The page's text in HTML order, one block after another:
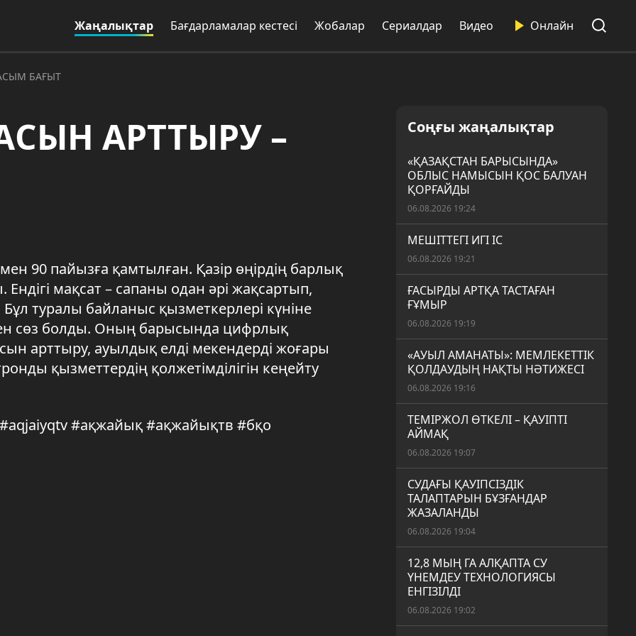
Жаңалықтар Бағдарламалар кестесі Жобалар Сериалдар Видео Онлайн
БАҒЫТ
АРТТЫРУ –
90 пайызға қамтылған. Қазір өңірдің барлық
мақсат – сапаны одан әрі жақсартып,
туралы байланыс қызметкерлері күніне
сөз болды. Оның барысында цифрлық
арттыру, ауылдық елді мекендерді жоғары
қызметтердің қолжетімділігін кеңейту
#ақжайық #ақжайықтв #бқо
Соңғы жаңалықтар
«ҚАЗАҚСТАН БАРЫСЫНДА»
ОБЛЫС НАМЫСЫН ҚОС БАЛУАН
ҚОРҒАЙДЫ
06.08.2026 19:24
МЕШІТТЕГІ ИГІ ІС
06.08.2026 19:21
ҒАСЫРДЫ АРТҚА ТАСТАҒАН
ҒҰМЫР
06.08.2026 19:19
«АУЫЛ АМАНАТЫ»: МЕМЛЕКЕТТІК
ҚОЛДАУДЫҢ НАҚТЫ НӘТИЖЕСІ
06.08.2026 19:16
ТЕМІРЖОЛ ӨТКЕЛІ – ҚАУІПТІ
АЙМАҚ
06.08.2026 19:07
СУДАҒЫ ҚАУІПСІЗДІК
ТАЛАПТАРЫН БҰЗҒАНДАР
ЖАЗАЛАНДЫ
06.08.2026 19:04
12,8 МЫҢ ГА АЛҚАПТА СУ
ҮНЕМДЕУ ТЕХНОЛОГИЯСЫ
ЕНГІЗІЛДІ
06.08.2026 19:02